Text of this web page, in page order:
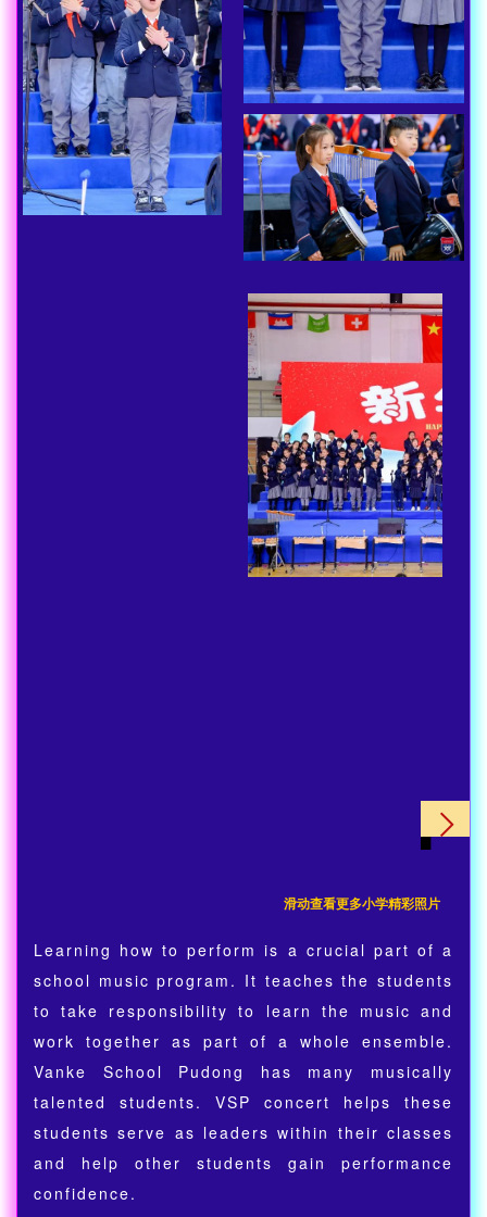
滑动查看更多小学精彩照片
Learning how to perform is a crucial part of a
school music program. It teaches the students
to take responsibility to learn the music and
work together as part of a whole ensemble.
Vanke School Pudong has many musically
talented students. VSP concert helps these
students serve as leaders within their classes
and help other students gain performance
confidence.